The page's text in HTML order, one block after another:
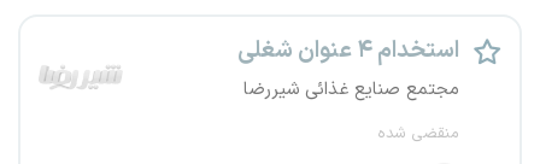
استخدام ۴ عنوان شغلی
مجتمع صنایع غذائی شیررضا
منقضی شده